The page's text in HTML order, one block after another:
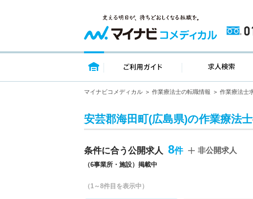
トップページ ご利用ガイド
マイナビコメディカル 作業療法士の転職情報 作業療法士
安芸郡海田町(広島県)の作業療法士
条件に合う公開求人 8
（6事業所・施設）掲載中
非公開求人
（1～8件目を表示中）